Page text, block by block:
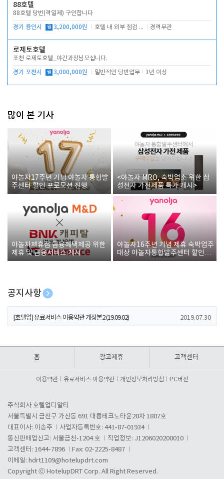
88호텔
88호텔 당번(격일제) 구인합니다
경기 용인시 월 3,200,000원 호텔 내 외부 점검 및 프런트 운영 경력무관
로제토호텔
포천 로제토호텔_야간과장님모십니다.
경기 포천시 월 3,000,000원 일반적인 당번업무 1년 이상
많이 본 기사
야놀자17주년 기념 야놀자 통합발
주센터 할인 프로모션 진행
<야놀자 MRO, 숙박업소 위한 삼
성전자 가전제품 특가 개시>
야놀자제휴점 금융혜택제공 위한
제휴 및 금융서비스 게시
야놀자16주년 기념 제휴 숙박업주
대상 야놀자통합발주센터 할인쿠
폰 증정
공지사항
[호텔업] 개인정보 처리방침 개정본1 (19.09.02)
[호텔업] 유료서비스 이용약관 개정본2 (19.09.02) 2019.07.30
홈 광고제휴 고객센터
이용약관 유료서비스 이용약관 개인정보처리방침 PC버전
주식회사 호텔업디알티
서울특별시 금천구 가산동 691 대륭테크노타운20차 1807호
대표이사: 이송주
사업자등록번호: 441-87-01934
통신판매업신고: 서울금천-1204 호
직업정보: J1206020200010
고객센터: 1644-7896
Fax: 02-2225-8487
이메일: hdrt1109@hotelupdrt.com
Copyright ⓒ HotelupDRT Corp. All Right Reserved.